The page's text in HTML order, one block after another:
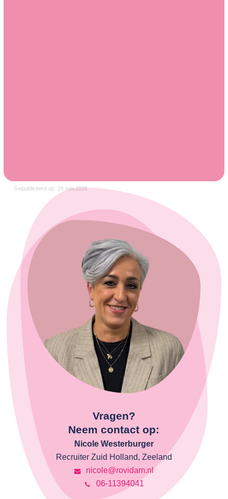
Gepubliceerd op: 26 mei 2026
Vragen?
Neem contact op:
Nicole Westerburger
Recruiter Zuid Holland, Zeeland
nicole@rovidam.nl
06-11394041